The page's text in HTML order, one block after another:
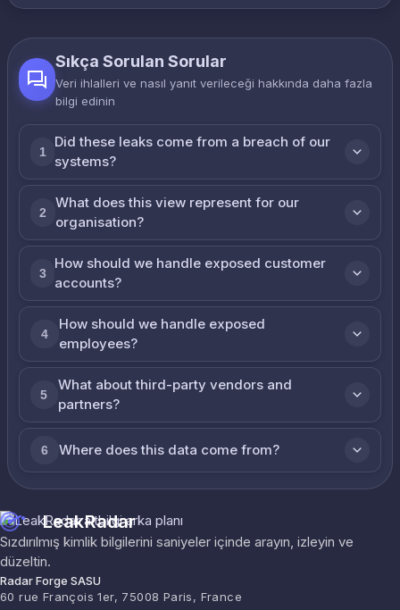
Sıkça Sorulan Sorular
Veri ihlalleri ve nasıl yanıt verileceği hakkında daha fazla
bilgi edinin
1
Did these leaks come from a breach of our
systems?
2
What does this view represent for our
organisation?
3
How should we handle exposed customer
accounts?
4
How should we handle exposed
employees?
5
What about third-party vendors and
partners?
6 Where does this data come from?
LeakRadar
Sızdırılmış kimlik bilgilerini saniyeler içinde arayın, izleyin ve
düzeltin.
Radar Forge SASU
60 rue François 1er, 75008 Paris, France